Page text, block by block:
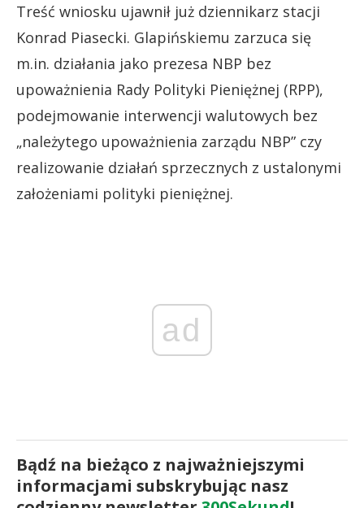
Treść wniosku ujawnił już dziennikarz stacji
Konrad Piasecki. Glapińskiemu zarzuca się
m.in. działania jako prezesa NBP bez
upoważnienia Rady Polityki Pieniężnej (RPP),
podejmowanie interwencji walutowych bez
„należytego upoważnienia zarządu NBP” czy
realizowanie działań sprzecznych z ustalonymi
założeniami polityki pieniężnej.
ad
Bądź na bieżąco z najważniejszymi
informacjami subskrybując nasz